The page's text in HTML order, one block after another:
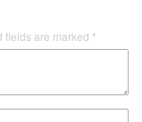
fields are marked *